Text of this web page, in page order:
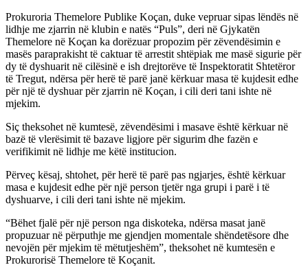
Prokuroria Themelore Publike Koçan, duke vepruar sipas lëndës në
lidhje me zjarrin në klubin e natës “Puls”, deri në Gjykatën
Themelore në Koçan ka dorëzuar propozim për zëvendësimin e
masës paraprakisht të caktuar të arrestit shtëpiak me masë sigurie për
dy të dyshuarit në cilësinë e ish drejtorëve të Inspektoratit Shtetëror
të Tregut, ndërsa për herë të parë janë kërkuar masa të kujdesit edhe
për një të dyshuar për zjarrin në Koçan, i cili deri tani ishte në
mjekim.
Siç theksohet në kumtesë, zëvendësimi i masave është kërkuar në
bazë të vlerësimit të bazave ligjore për sigurim dhe fazën e
verifikimit në lidhje me këtë institucion.
Përveç kësaj, shtohet, për herë të parë pas ngjarjes, është kërkuar
masa e kujdesit edhe për një person tjetër nga grupi i parë i të
dyshuarve, i cili deri tani ishte në mjekim.
“Bëhet fjalë për një person nga diskoteka, ndërsa masat janë
propuzuar në përputhje me gjendjen momentale shëndetësore dhe
nevojën për mjekim të mëtutjeshëm”, theksohet në kumtesën e
Prokurorisë Themelore të Koçanit.